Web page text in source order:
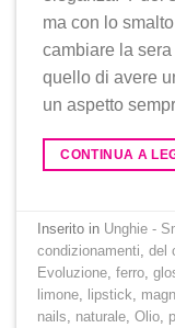
ma con lo
cambiare la
quello di avere
un aspetto
CONTINUA A
Inserito in Unghie -
condizionamenti ,del
Evoluzione ,ferro ,
limone
lipstick
nails
naturale ,Olio